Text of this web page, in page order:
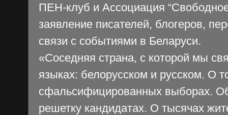
ПЕН-клуб и Ассоциация
заявление писателей, блогеров,
связи с событиями в Беларуси.
«Соседняя страна, с которой мы
языках: белорусском и русском. О
сфальсифицированных выборах.
решетку кандидатах. О тысячах